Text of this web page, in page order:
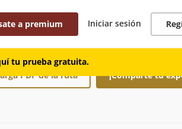
a premium Iniciar sesión
tu prueba gratuita.
PDF de la ruta ¡Comparte tu